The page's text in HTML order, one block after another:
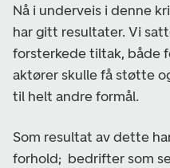
Nå i underveis i denne
har gitt resultater. Vi
forsterkede tiltak, både
aktører skulle få støtte
til helt andre formål.
Som resultat av dette
forhold; bedrifter som